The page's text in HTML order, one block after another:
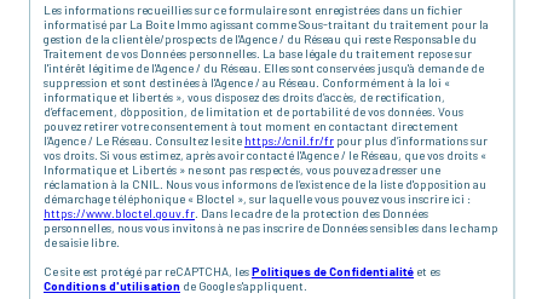
Les informations recueillies sur ce formulaire sont enregistrées dans un fichier
informatisé par La Boite Immo agissant comme Sous-traitant du traitement pour la
gestion de la clientèle/prospects de l'Agence / du Réseau qui reste Responsable du
Traitement de vos Données personnelles. La base légale du traitement repose sur
l'intérêt légitime de l'Agence / du Réseau. Elles sont conservées jusqu'à demande de
suppression et sont destinées à l'Agence / au Réseau. Conformément à la loi «
informatique et libertés », vous disposez des droits d’accès, de rectification,
d’effacement, d’opposition, de limitation et de portabilité de vos données. Vous
pouvez retirer votre consentement à tout moment en contactant directement
l’Agence / Le Réseau. Consultez le site https://cnil.fr/fr pour plus d’informations sur
vos droits. Si vous estimez, après avoir contacté l'Agence / le Réseau, que vos droits «
Informatique et Libertés » ne sont pas respectés, vous pouvez adresser une
réclamation à la CNIL. Nous vous informons de l’existence de la liste d'opposition au
démarchage téléphonique « Bloctel », sur laquelle vous pouvez vous inscrire ici :
https://www.bloctel.gouv.fr . Dans le cadre de la protection des Données
personnelles, nous vous invitons à ne pas inscrire de Données sensibles dans le champ
de saisie libre.
Ce site est protégé par reCAPTCHA, lesPolitiques de Confidentialité et es
Conditions d'utilisation de Google s'appliquent.